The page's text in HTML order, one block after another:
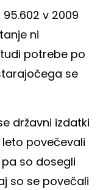
v 2009
ni
potrebe po
se
državni izdatki
povečevali
so dosegli
so se povečali